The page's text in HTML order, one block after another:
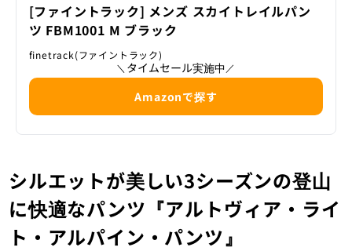
[ファイントラック] メンズ スカイトレイルパン
ツ FBM1001 M ブラック
finetrack(ファイントラック)
＼ タイムセール実施中 ／
Amazonで探す
シルエットが美しい3シーズンの登山
に快適なパンツ『アルトヴィア・ライ
ト・アルパイン・パンツ』